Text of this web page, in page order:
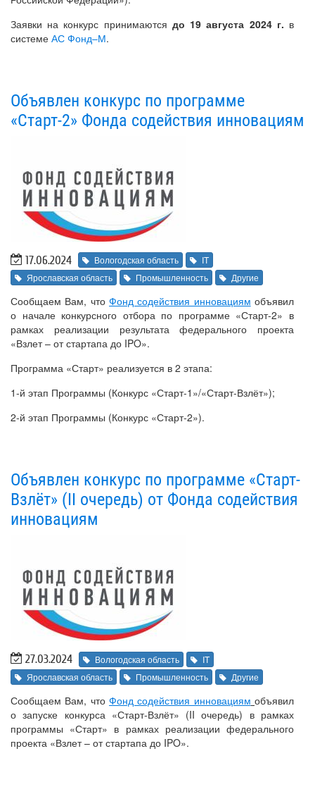
Заявки на конкурс принимаются до 19 августа 2024 г. в
системе АС Фонд–М.
Объявлен конкурс по программе
«Старт-2» Фонда содействия инновациям
17.06.2024 Вологодская область
IT
Ярославская область
Промышленность Другие
Сообщаем Вам, что Фонд содействия инновациям объявил
о начале конкурсного отбора по программе «Старт-2» в
рамках реализации результата федерального проекта
«Взлет – от стартапа до IPO».
Программа «Старт» реализуется в 2 этапа:
1-й этап Программы (Конкурс «Старт-1»/«Старт-Взлёт»);
2-й этап Программы (Конкурс «Старт-2»).
Объявлен конкурс по программе «Старт-
Взлёт» (II очередь) от Фонда содействия
инновациям
27.03.2024 Вологодская область
IT
Ярославская область
Промышленность Другие
Сообщаем Вам, что Фонд содействия инновациям объявил
о запуске конкурса «Старт-Взлёт» (II очередь) в рамках
программы «Старт» в рамках реализации федерального
проекта «Взлет – от стартапа до IPO».